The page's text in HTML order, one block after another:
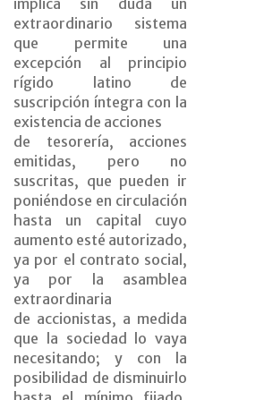
implica sin duda un
extraordinario sistema
que permite una
excepción al principio
rígido latino de
suscripción íntegra con la
existencia de acciones
de tesorería, acciones
emitidas, pero no
suscritas, que pueden ir
poniéndose en circulación
hasta un capital cuyo
aumento esté autorizado,
ya por el contrato social,
ya por la asamblea
extraordinaria
de accionistas, a medida
que la sociedad lo vaya
necesitando; y con la
posibilidad de disminuirlo